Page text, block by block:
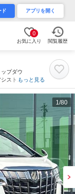
ド アプリを開く
0
お気に入り 閲覧履歴
プダウ
スト・
ナー・
県）
もっと見る
1 /80